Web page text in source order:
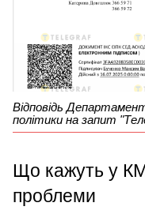
Відповідь
політики на запит
Що кажуть у
проблеми